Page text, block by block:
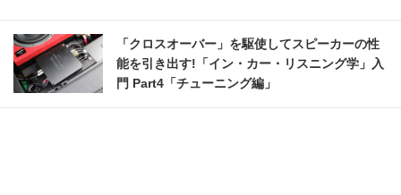
「クロスオーバー」を駆使してスピーカーの性
能を引き出す!「イン・カー・リスニング学」入
門 Part4「チューニング編」